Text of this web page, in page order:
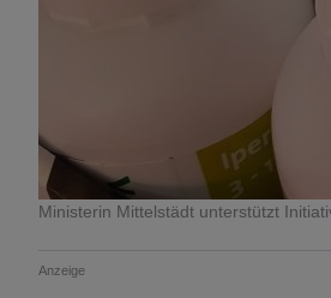
Ministerin Mittelstädt unterstützt
Anzeige